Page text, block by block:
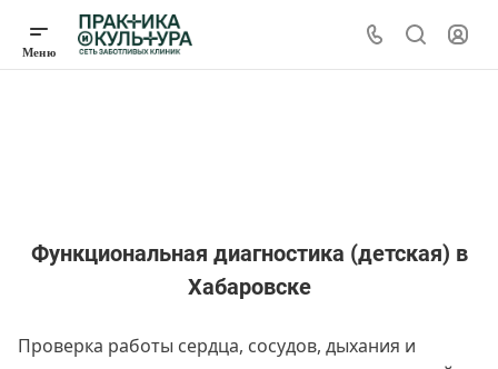
Функциональная диагностика (детская) в
Хабаровске
Проверка работы сердца, сосудов, дыхания и